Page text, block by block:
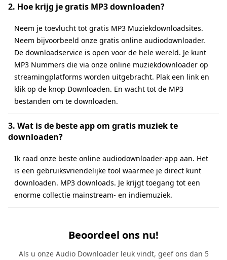
2. Hoe krijg je gratis MP3 downloaden?
Neem je toevlucht tot gratis MP3 Muziekdownloadsites.
Neem bijvoorbeeld onze gratis online audiodownloader.
De downloadservice is open voor de hele wereld. Je kunt
MP3 Nummers die via onze online muziekdownloader op
streamingplatforms worden uitgebracht. Plak een link en
klik op de knop Downloaden. En wacht tot de MP3
bestanden om te downloaden.
3. Wat is de beste app om gratis muziek te
downloaden?
Ik raad onze beste online audiodownloader-app aan. Het
is een gebruiksvriendelijke tool waarmee je direct kunt
downloaden. MP3 downloads. Je krijgt toegang tot een
enorme collectie mainstream- en indiemuziek.
Beoordeel ons nu!
Als u onze Audio Downloader leuk vindt, geef ons dan 5